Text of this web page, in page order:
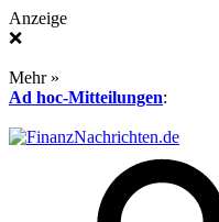
Anzeige
❌
Mehr »
Ad hoc-Mitteilungen: